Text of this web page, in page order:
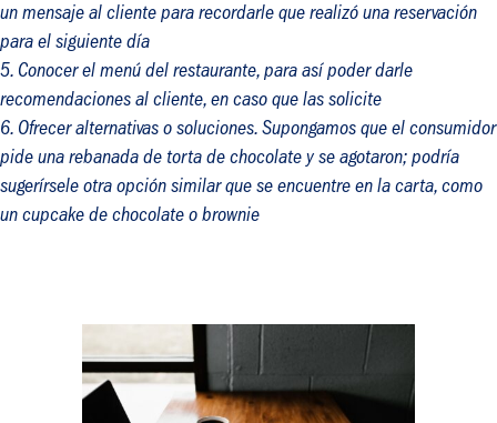
un mensaje al cliente para recordarle que realizó una reservación
para el siguiente día
Conocer el menú del restaurante, para así poder darle
recomendaciones al cliente, en caso que las solicite
Ofrecer alternativas o soluciones. Supongamos que el consumidor
pide una rebanada de torta de chocolate y se agotaron; podría
sugerírsele otra opción similar que se encuentre en la carta, como
un cupcake de chocolate o brownie